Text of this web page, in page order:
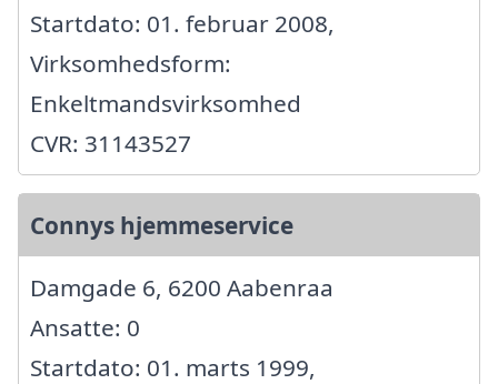
Startdato: 01. februar 2008,
Virksomhedsform:
Enkeltmandsvirksomhed
CVR: 31143527
Connys hjemmeservice
Damgade 6, 6200 Aabenraa
Ansatte: 0
Startdato: 01. marts 1999,